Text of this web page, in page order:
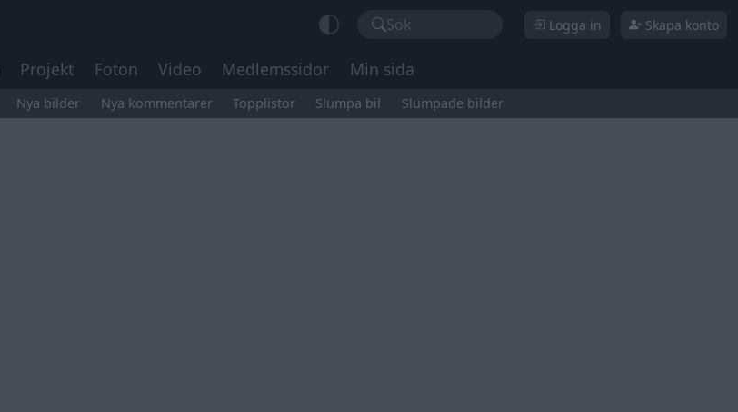
Sök Logga in Skapa konto
Projekt Foton Video Medlemssidor Min sida
Nya bilder Nya kommentarer Topplistor Slumpa bil Slumpade bilder